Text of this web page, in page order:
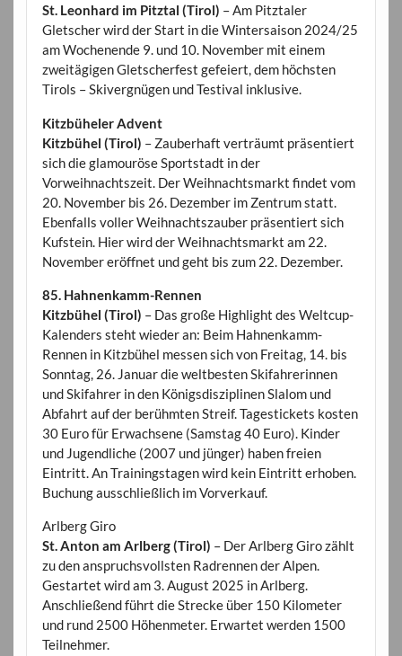
St. Leonhard im Pitztal (Tirol) – Am Pitztaler
Gletscher wird der Start in die Wintersaison 2024/25
am Wochenende 9. und 10. November mit einem
zweitägigen Gletscherfest gefeiert, dem höchsten
Tirols – Skivergnügen und Testival inklusive.
Kitzbüheler Advent
Kitzbühel (Tirol) – Zauberhaft verträumt präsentiert
sich die glamouröse Sportstadt in der
Vorweihnachtszeit. Der Weihnachtsmarkt findet vom
20. November bis 26. Dezember im Zentrum statt.
Ebenfalls voller Weihnachtszauber präsentiert sich
Kufstein. Hier wird der Weihnachtsmarkt am 22.
November eröffnet und geht bis zum 22. Dezember.
85. Hahnenkamm-Rennen
Kitzbühel (Tirol) – Das große Highlight des Weltcup-
Kalenders steht wieder an: Beim Hahnenkamm-
Rennen in Kitzbühel messen sich von Freitag, 14. bis
Sonntag, 26. Januar die weltbesten Skifahrerinnen
und Skifahrer in den Königsdisziplinen Slalom und
Abfahrt auf der berühmten Streif. Tagestickets kosten
30 Euro für Erwachsene (Samstag 40 Euro). Kinder
und Jugendliche (2007 und jünger) haben freien
Eintritt. An Trainingstagen wird kein Eintritt erhoben.
Buchung ausschließlich im Vorverkauf.
Arlberg Giro
St. Anton am Arlberg (Tirol) – Der Arlberg Giro zählt
zu den anspruchsvollsten Radrennen der Alpen.
Gestartet wird am 3. August 2025 in Arlberg.
Anschließend führt die Strecke über 150 Kilometer
und rund 2500 Höhenmeter. Erwartet werden 1500
Teilnehmer.